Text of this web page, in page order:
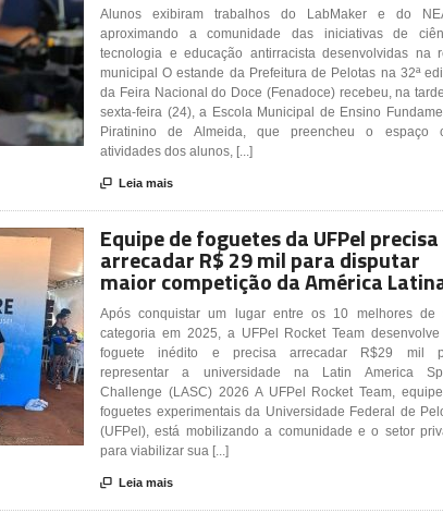
Alunos exibiram trabalhos do LabMaker e do
aproximando a comunidade das iniciativas de
tecnologia e educação antirracista desenvolvidas na
municipal O estande da Prefeitura de Pelotas na 32ª
da Feira Nacional do Doce (Fenadoce) recebeu, na
sexta-feira (24), a Escola Municipal de Ensino
Piratinino de Almeida, que preencheu o espaço
atividades dos alunos, [...]
 Leia mais
Equipe de foguetes da UFPel precisa
arrecadar R$ 29 mil para disputar
maior competição da América
Após conquistar um lugar entre os 10 melhores de
categoria em 2025, a UFPel Rocket Team
foguete inédito e precisa arrecadar R$29 mil
representar a universidade na Latin America
Challenge (LASC) 2026 A UFPel Rocket Team,
foguetes experimentais da Universidade Federal de
(UFPel), está mobilizando a comunidade e o setor
para viabilizar sua [...]
 Leia mais